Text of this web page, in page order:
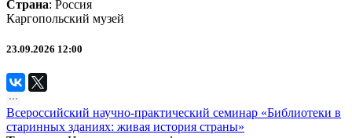
Страна: Россия
Каргопольский музей
23.09.2026 12:00
Всероссийский научно-практический семинар «Библиотеки в
старинных зданиях: живая история страны»